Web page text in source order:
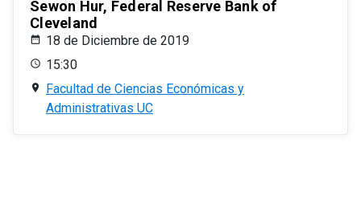
Sewon Hur, Federal Reserve Bank of
Cleveland
18 de Diciembre de 2019
15:30
Facultad de Ciencias Económicas y
Administrativas UC